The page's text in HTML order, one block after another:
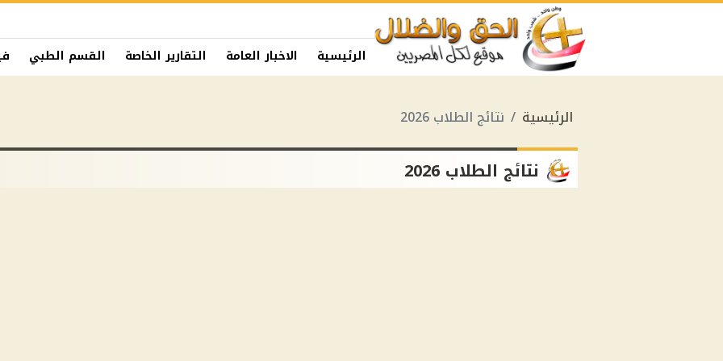
الرئيسية الاخبار العامة التقارير الخاصة القسم الطبي
الرئيسية نتائج الطلاب 2026
نتائج الطلاب 2026